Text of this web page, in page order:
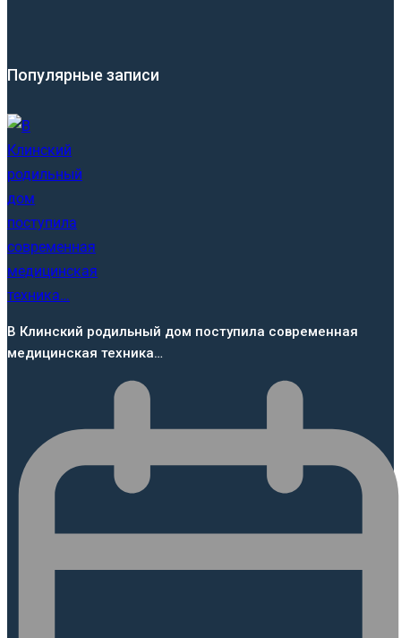
Популярные записи
В Клинский родильный дом поступила современная
медицинская техника…